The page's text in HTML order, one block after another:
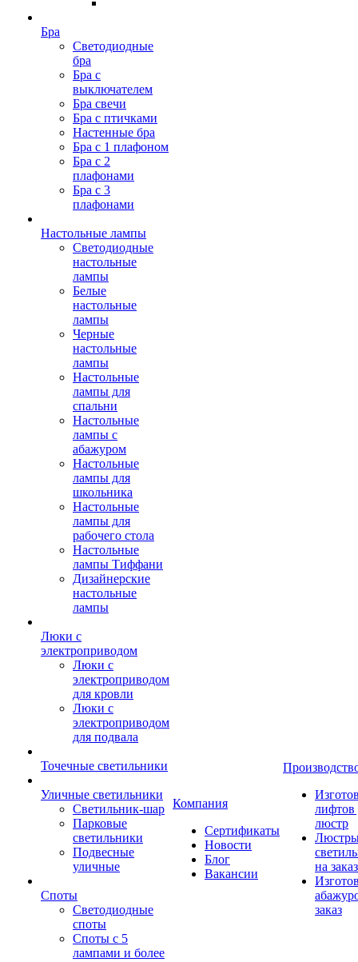
Бра
Светодиодные
бра
Бра с
выключателем
Бра свечи
Бра с птичками
Настенные бра
Бра с 1 плафоном
Бра с 2
плафонами
Бра с 3
плафонами
Настольные лампы
Светодиодные
настольные
лампы
Белые
настольные
лампы
Черные
настольные
лампы
Настольные
лампы для
спальни
Настольные
лампы с
абажуром
Настольные
лампы для
школьника
Настольные
лампы для
рабочего стола
Настольные
лампы Тиффани
Дизайнерские
настольные
лампы
Люки с
электроприводом
Люки с
электроприводом
для кровли
Люки с
электроприводом
для подвала
Точечные светильники
Уличные светильники
Светильник-шар
Парковые
светильники
Подвесные
уличные
Споты
Светодиодные
споты
Споты с 5
лампами и более
Компания
Сертификаты
Новости
Блог
Вакансии
лифтов
люстр
на заказ
заказ